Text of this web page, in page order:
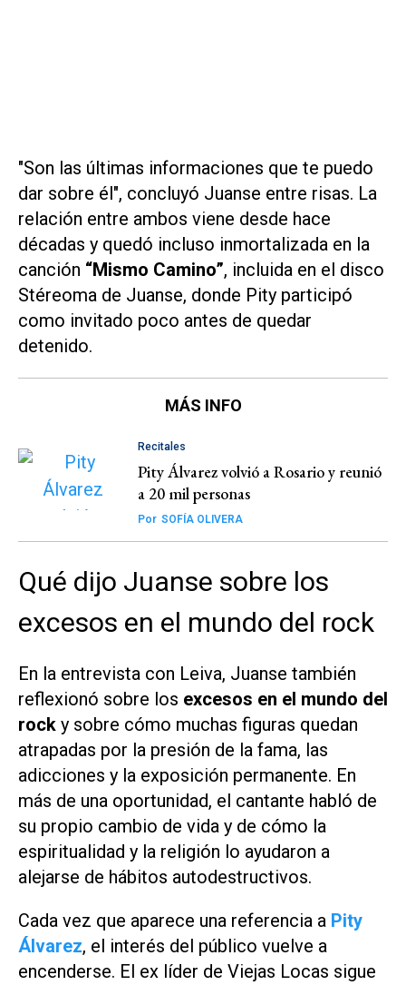
"Son las últimas informaciones que te puedo
dar sobre él", concluyó Juanse entre risas. La
relación entre ambos viene desde hace
décadas y quedó incluso inmortalizada en la
canción “Mismo Camino”, incluida en el disco
Stéreoma de Juanse, donde Pity participó
como invitado poco antes de quedar
detenido.
MÁS INFO
Recitales
Pity Álvarez volvió a Rosario y reunió
a 20 mil personas
Por SOFÍA OLIVERA
Qué dijo Juanse sobre los
excesos en el mundo del rock
En la entrevista con Leiva, Juanse también
reflexionó sobre los excesos en el mundo del
rock y sobre cómo muchas figuras quedan
atrapadas por la presión de la fama, las
adicciones y la exposición permanente. En
más de una oportunidad, el cantante habló de
su propio cambio de vida y de cómo la
espiritualidad y la religión lo ayudaron a
alejarse de hábitos autodestructivos.
Cada vez que aparece una referencia a Pity
Álvarez, el interés del público vuelve a
encenderse. El ex líder de Viejas Locas sigue